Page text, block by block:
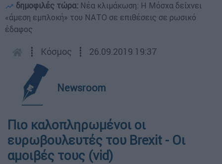
δημοφιλές τώρα: Νέα κλιμάκωση: Η Μόσχα δείχνει
«άμεση εμπλοκή» του ΝΑΤΟ σε επιθέσεις σε ρωσικό
έδαφος
┋ Κόσμος ┋ 26.09.2019 19:37
Newsroom
Πιο καλοπληρωμένοι οι
ευρωβουλευτές του Brexit - Οι
αμοιβές τους (vid)